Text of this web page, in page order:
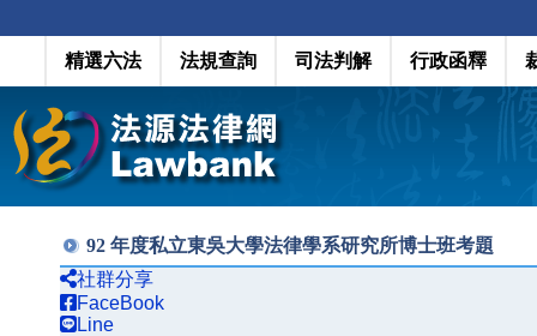
精選六法 法規查詢 司法判解 行政函釋
92 年度私立東吳大學法律學系研究所博士班考題
社群分享
FaceBook
Line